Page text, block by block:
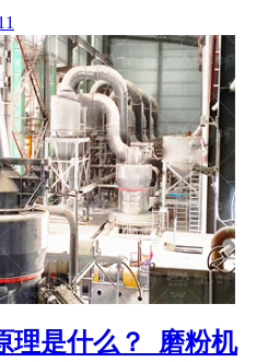
理是什么？_磨粉机